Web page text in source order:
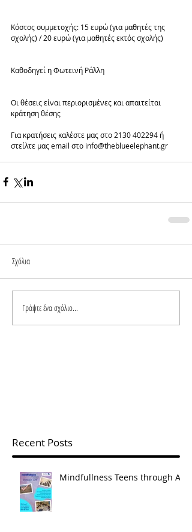
Kόστος συμμετοχής: 15 ευρώ (για μαθητές της
σχολής) / 20 ευρώ (για μαθητές εκτός σχολής)
Καθοδηγεί η Φωτεινή Ράλλη
Οι θέσεις είναι περιορισμένες και απαιτείται
κράτηση θέσης
Για κρατήσεις καλέστε μας στο 2130 402294 ή
στείλτε μας email στο info@theblueelephant.gr
Σχόλια
Γράψτε ένα σχόλιο...
Recent Posts
Mindfullness Teens through Art